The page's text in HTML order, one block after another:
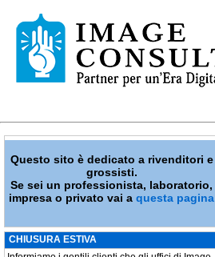
Questo sito è dedicato a rivenditori e
grossisti.
Se sei un professionista, laboratorio,
impresa o privato vai aquesta pagina
CHIUSURA ESTIVA